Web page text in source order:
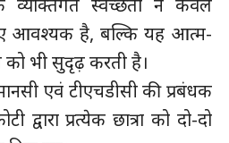
व्यक्तिगत स्वच्छता न केवल
आवश्यक है, बल्कि यह आत्म-
को भी सुदृढ़ करती है।
एवं टीएचडीसी की प्रबंधक
द्वारा प्रत्येक छात्रा को दो-दो